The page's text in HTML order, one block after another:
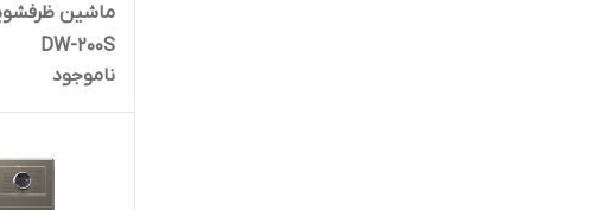
DW-200S
ناموجود